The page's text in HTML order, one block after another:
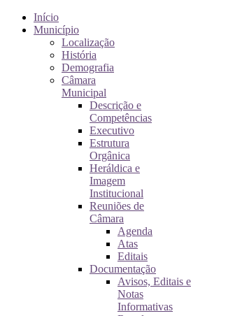
Início
Município
Localização
História
Demografia
Câmara
Municipal
Descrição e
Competências
Executivo
Estrutura
Orgânica
Heráldica e
Imagem
Institucional
Reuniões de
Câmara
Agenda
Atas
Editais
Documentação
Avisos, Editais e
Notas
Informativas